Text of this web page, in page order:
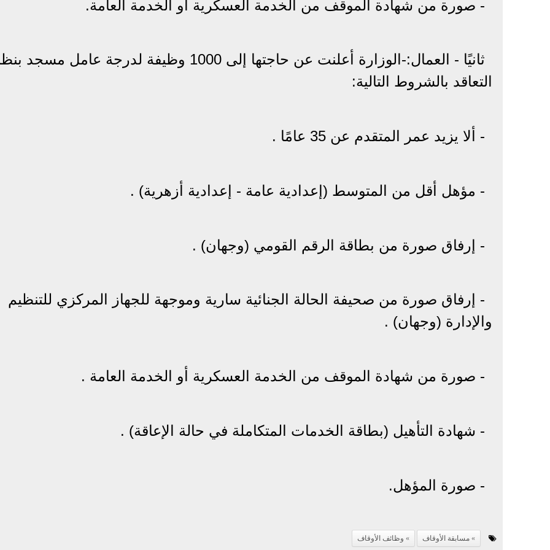
- صورة من شهادة الموقف من الخدمة العسكرية أو الخدمة العامة.
ثانيًا - العمال:-الوزارة أعلنت عن حاجتها إلى 1000 وظيفة لدرجة عامل مسجد
التعاقد بالشروط التالية:
- ألا يزيد عمر المتقدم عن 35 عامًا .
- مؤهل أقل من المتوسط (إعدادية عامة - إعدادية أزهرية) .
- إرفاق صورة من بطاقة الرقم القومي (وجهان) .
- إرفاق صورة من صحيفة الحالة الجنائية سارية وموجهة للجهاز المركزي للتنظيم
والإدارة (وجهان) .
- صورة من شهادة الموقف من الخدمة العسكرية أو الخدمة العامة .
- شهادة التأهيل (بطاقة الخدمات المتكاملة في حالة الإعاقة) .
- صورة المؤهل.
مسابقة الأوقاف وظائف الأوقاف